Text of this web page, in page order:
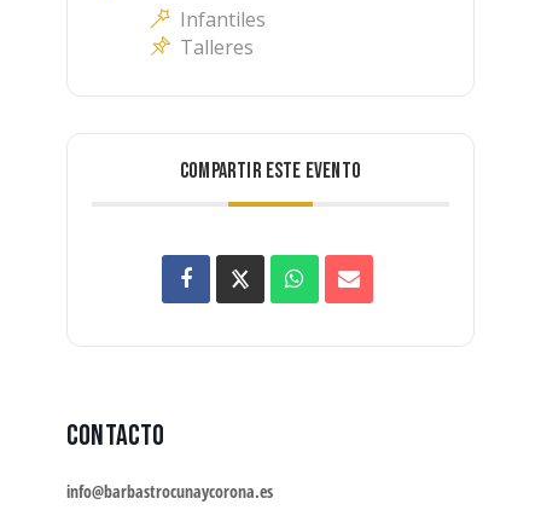
Infantiles
Talleres
COMPARTIR ESTE EVENTO
Contacto
info@barbastrocunaycorona.es